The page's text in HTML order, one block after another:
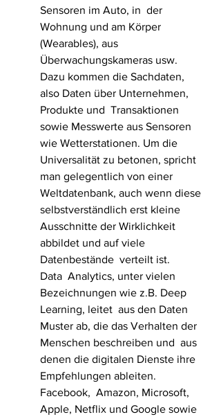
Sensoren im Auto, in  der
Wohnung und am Körper
(Wearables), aus
Überwachungskameras usw.
Dazu kommen die Sachdaten,
also Daten über Unternehmen,
Produkte und  Transaktionen
sowie Messwerte aus Sensoren
wie Wetterstationen. Um die
Universalität zu betonen, spricht
man gelegentlich von einer
Weltdatenbank, auch wenn diese
selbstverständlich erst kleine
Ausschnitte der Wirklichkeit
abbildet und auf viele
Datenbestände  verteilt ist.
Data  Analytics, unter vielen
Bezeichnungen wie z.B. Deep
Learning, leitet  aus den Daten
Muster ab, die das Verhalten der
Menschen beschreiben und  aus
denen die digitalen Dienste ihre
Empfehlungen ableiten.
Facebook,  Amazon, Microsoft,
Apple, Netflix und Google sowie